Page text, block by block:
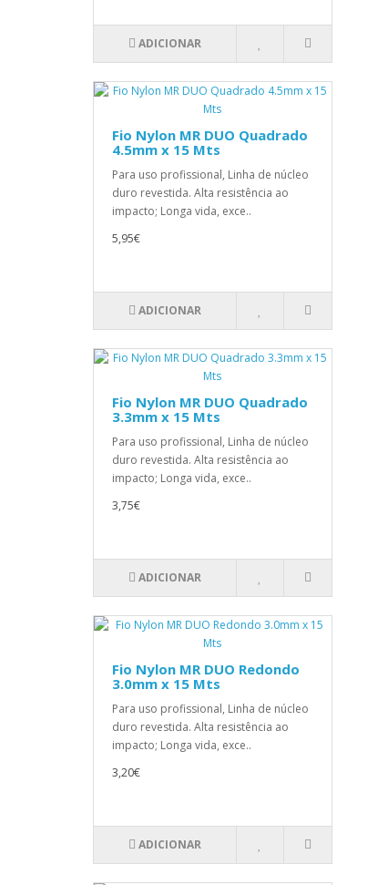
ADICIONAR
Fio Nylon MR DUO Quadrado
4.5mm x 15 Mts
Para uso profissional, Linha de núcleo
duro revestida. Alta resistência ao
impacto; Longa vida, exce..
5,95€
ADICIONAR
Fio Nylon MR DUO Quadrado
3.3mm x 15 Mts
Para uso profissional, Linha de núcleo
duro revestida. Alta resistência ao
impacto; Longa vida, exce..
3,75€
ADICIONAR
Fio Nylon MR DUO Redondo
3.0mm x 15 Mts
Para uso profissional, Linha de núcleo
duro revestida. Alta resistência ao
impacto; Longa vida, exce..
3,20€
ADICIONAR